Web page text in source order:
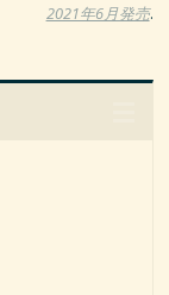
2021年6月発売.